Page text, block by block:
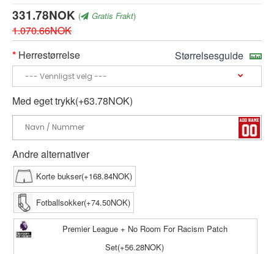
331.78NOK ( Gratis Frakt)
1.070.66NOK
Herrestørrelse
Størrelsesguide
Med eget trykk(+63.78NOK)
Andre alternativer
Korte bukser(+168.84NOK)
Fotballsokker(+74.50NOK)
Premier League + No Room For Racism Patch
Set(+56.28NOK)